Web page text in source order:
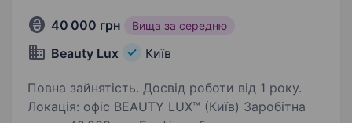
40 000 грн Вища за середню
Beauty Lux Київ
Повна зайнятість. Досвід роботи від 1 року.
Локація: офіс BEAUTY LUX™ (Київ) Заробітна